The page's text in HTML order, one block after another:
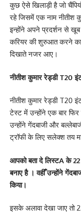
कुछ ऐसे खिलाड़ी है जो
रहे जिसमें एक नाम नीतीश
इन्होंने अपने प्रदर्शन से खूब
करियर की शुरुआत करने
दिखाते नजर आए।
नीतीश कुमार रेड्डी T20
नीतीश कुमार रेड्डी T20
टेस्ट में उन्होंने एक बार
उन्होंने गेंदबाजी और
ट्रॉफी के लिए सलेक्श तय
आपको बता दे लिस्टA के 22
बनाए है । वहीँ उन्होंने
किया।
इसके अलावा देखा जाए तो